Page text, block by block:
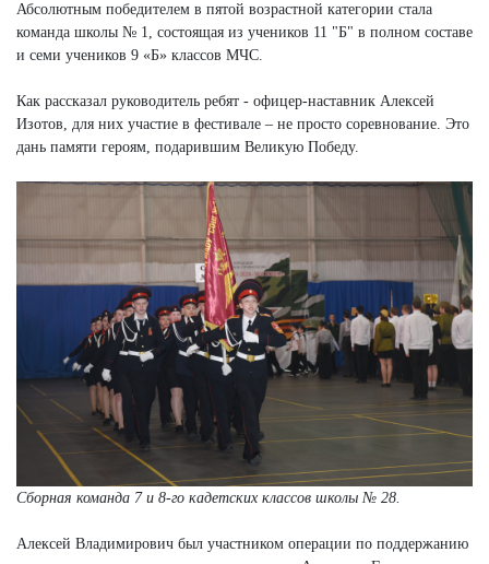
Абсолютным победителем в пятой возрастной категории стала
команда школы № 1, состоящая из учеников 11 "Б" в полном составе
и семи учеников 9 «Б» классов МЧС.
Как рассказал руководитель ребят - офицер-наставник Алексей
Изотов, для них участие в фестивале – не просто соревнование. Это
дань памяти героям, подарившим Великую Победу.
Сборная команда 7 и 8-го кадетских классов школы № 28.
Алексей Владимирович был участником операции по поддержанию